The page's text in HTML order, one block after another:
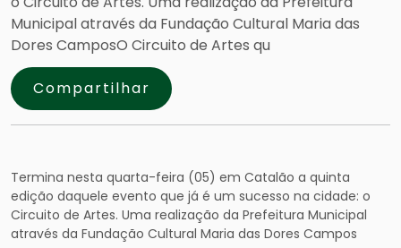
Municipal através da Fundação Cultural Maria das
Dores CamposO Circuito de Artes qu
Compartilhar
Termina nesta quarta-feira (05) em Catalão a quinta
edição daquele evento que já é um sucesso na cidade: o
Circuito de Artes. Uma realização da Prefeitura Municipal
através da Fundação Cultural Maria das Dores Campos